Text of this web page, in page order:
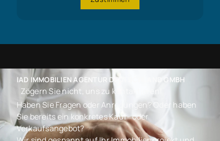
IAD IMMOBILIEN AGENTUR DEUTSCHLAND GMBH
Zögern Sie nicht, uns zu kontaktieren!
Haben Sie Fragen oder Anregungen? Oder haben
Sie bereits ein konkretes Kauf- oder
Verkaufsangebot?